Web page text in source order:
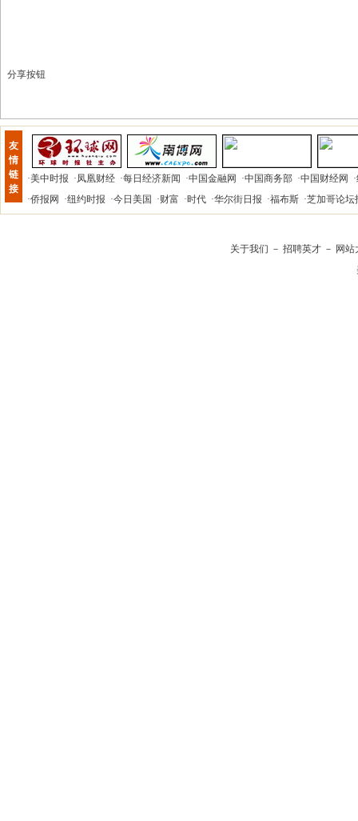
分享按钮
友
情
链
接
·美中时报 ·凤凰财经 ·每日经济新闻 ·中国金融网 ·中国商务部 ·中国财经网 ·
·侨报网 ·纽约时报 ·今日美国 ·财富 ·时代 ·华尔街日报 ·福布斯 ·芝加哥论坛
关于我们 － 招聘英才 － 网站